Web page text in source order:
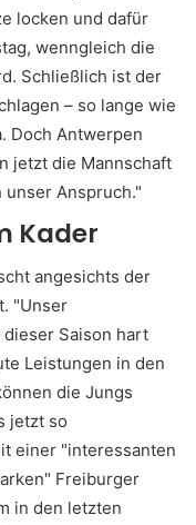
locken und dafür
wenngleich die
Schließlich ist der
– so lange wie
Doch Antwerpen
jetzt die Mannschaft
Anspruch."
Kader
angesichts der
"Unser
Saison hart
Leistungen in den
die Jungs
jetzt so
einer "interessanten
Freiburger
in den letzten